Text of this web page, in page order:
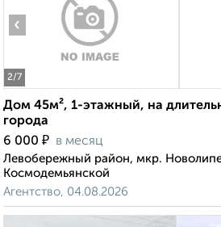
2/7
‹
Дом 45м², 1-этажный, на
города
6 000 ₽ в месяц
Левобережный район, мкр.
Космодемьянской
Агентство, 04.08.2026